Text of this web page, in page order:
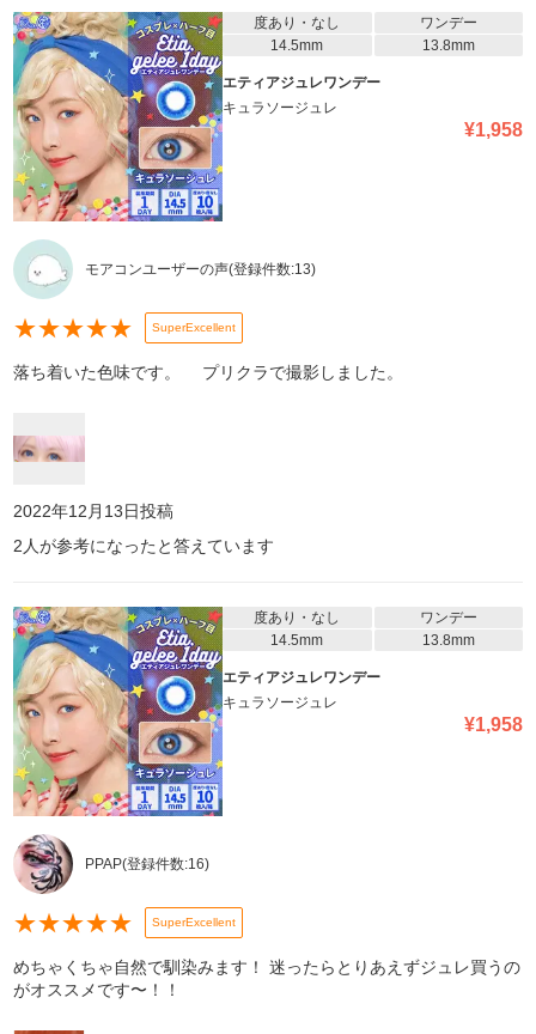
度あり・なし
ワンデー
14.5mm
13.8mm
エティアジュレワンデー
キュラソージュレ
¥1,958
モアコンユーザーの声(登録件数:13)
★★★★★ SuperExcellent
落ち着いた色味です。 プリクラで撮影しました。
2022年12月13日投稿
2 人が参考になったと答えています
度あり・なし
ワンデー
14.5mm
13.8mm
エティアジュレワンデー
キュラソージュレ
¥1,958
PPAP(登録件数:16)
★★★★★ SuperExcellent
めちゃくちゃ自然で馴染みます！ 迷ったらとりあえずジュレ買うの
がオススメです〜！！